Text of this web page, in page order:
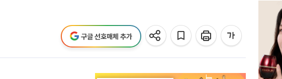
구글 선호매체 추가